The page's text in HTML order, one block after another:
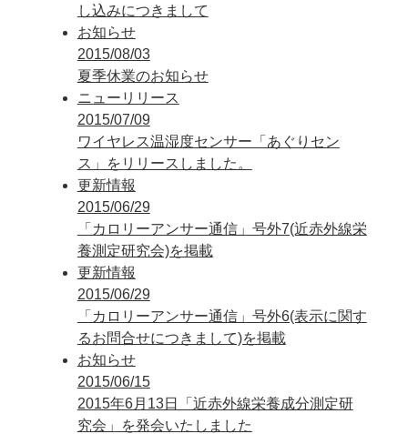
し込みにつきまして
お知らせ
2015/08/03
夏季休業のお知らせ
ニューリリース
2015/07/09
ワイヤレス温湿度センサー「あぐりセン
ス」をリリースしました。
更新情報
2015/06/29
「カロリーアンサー通信」号外7(近赤外線栄
養測定研究会)を掲載
更新情報
2015/06/29
「カロリーアンサー通信」号外6(表示に関す
るお問合せにつきまして)を掲載
お知らせ
2015/06/15
2015年6月13日「近赤外線栄養成分測定研
究会」を発会いたしました